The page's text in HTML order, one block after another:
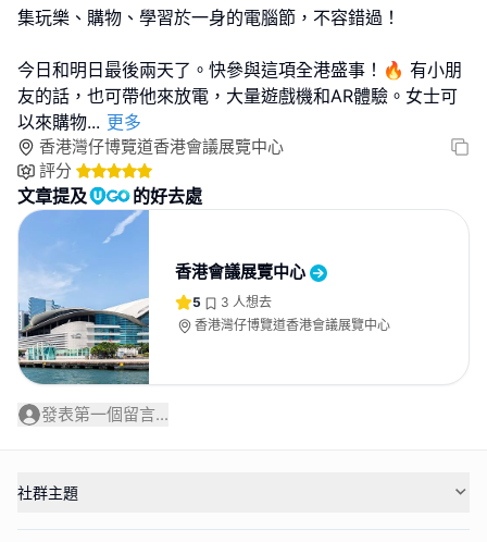
集玩樂、購物、學習於一身的電腦節，不容錯過！
今日和明日最後兩天了。快參與這項全港盛事！🔥 有小朋
友的話，也可帶他來放電，大量遊戲機和AR體驗。女士可
以來購物... 更多
香港灣仔博覽道香港會議展覽中心
評分
文章提及 的好去處
香港會議展覽中心
5 3 人想去
香港灣仔博覽道香港會議展覽中心
發表第一個留言...
社群主題